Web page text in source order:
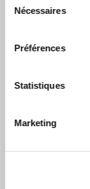
Nécessaires
Préférences
Statistiques
Marketing